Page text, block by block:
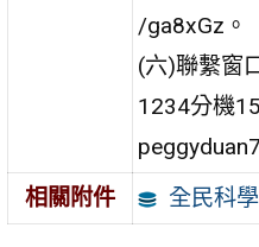
/ga8xGz。
(六)聯繫窗
1234分機
相關附件
全民科